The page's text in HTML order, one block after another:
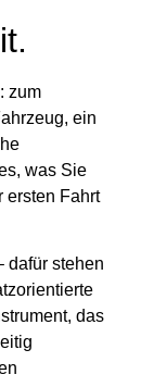
zum
ein
was Sie
ersten Fahrt
dafür stehen
das